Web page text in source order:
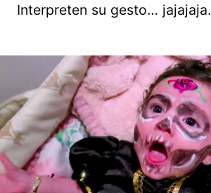
Interpreten su gesto… jajajaja.